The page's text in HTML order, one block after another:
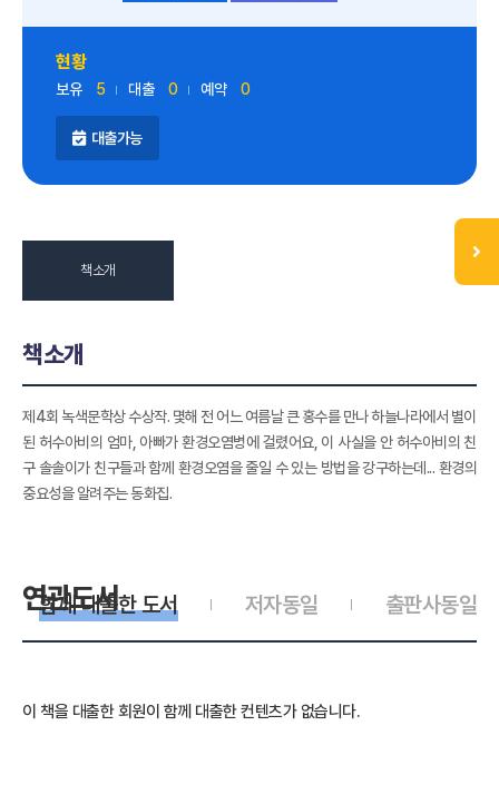
현황
보유 5 대출 0 예약 0
대출가능
책소개
책소개
제4회 녹색문학상 수상작. 몇해 전 어느 여름날 큰 홍수를 만나 하늘나라에서 별이
된 허수아비의 엄마, 아빠가 환경오염병에 걸렸어요, 이 사실을 안 허수아비의 친
구 솔솔이가 친구들과 함께 환경오염을 줄일 수 있는 방법을 강구하는데... 환경의
중요성을 알려주는 동화집.
연관도서 출판사동일
저자동일
함께 대출한 도서
이 책을 대출한 회원이 함께 대출한 컨텐츠가 없습니다.